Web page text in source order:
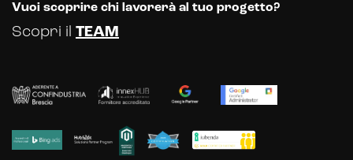
Vuoi scoprire chi lavorerà al tuo progetto?
Scopri il TEAM